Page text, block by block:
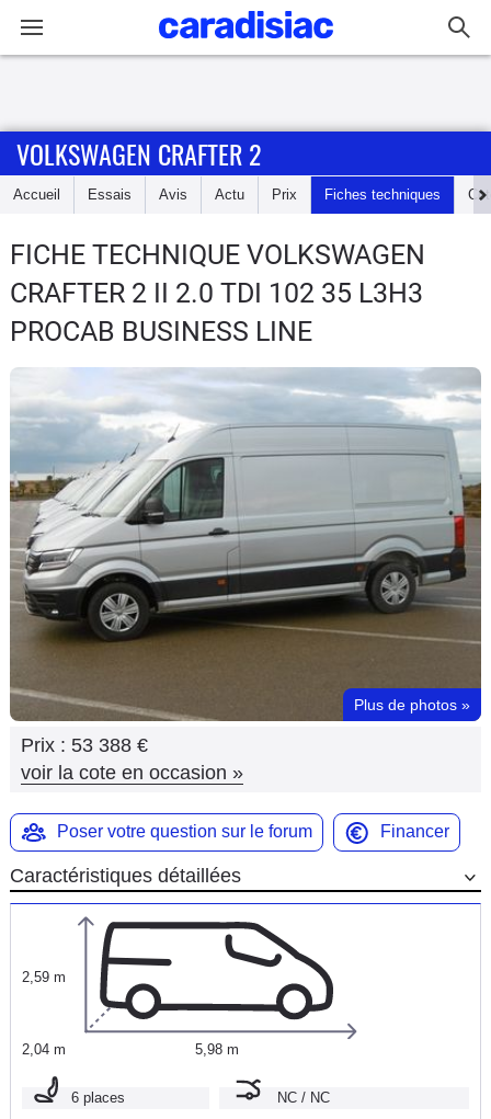
Accueil
Essais
Guide
d'achat
Electriques
Utilitaires
Flottes
Auto
Services
Forum
Moto
Marques
VOLKSWAGEN CRAFTER 2
Accueil Essais Avis Actu Prix Fiches techniques
FICHE TECHNIQUE VOLKSWAGEN
CRAFTER 2 II 2.0 TDI 102 35 L3H3
PROCAB BUSINESS LINE
Plus de photos »
Prix : 53 388 €
voir la cote en occasion »
Poser votre question sur le forum Financer
Caractéristiques détaillées
2,59 m
2,04 m 5,98 m
6 places NC / NC